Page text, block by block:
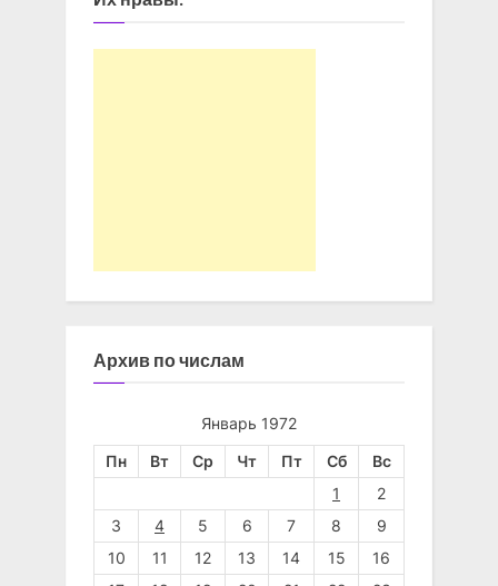
Архив по числам
Январь 1972
Пн Вт Ср Чт Пт Сб
Вс
1
2
3
4 5 6 7 8
9
10
11 12 13 14 15
16